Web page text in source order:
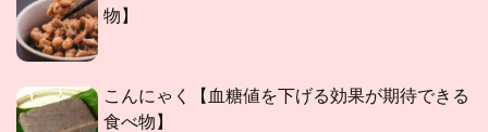
物】
こんにゃく【血糖値を下げる効果が期待できる
食べ物】